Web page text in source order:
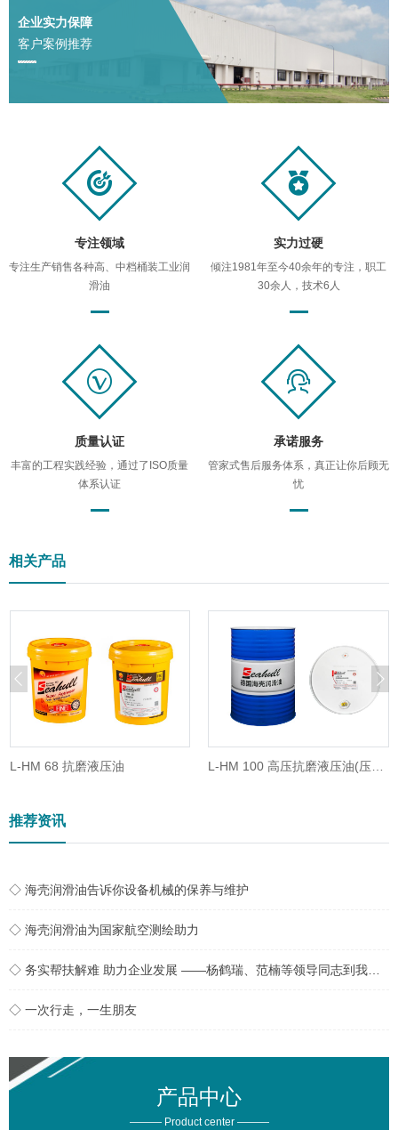
产品中心
——— Product center ———
企业实力保障
客户案例推荐
专注领域
专注生产销售各种高、中档桶装工业润
滑油
实力过硬
倾注1981年至今40余年的专注，职工
30余人，技术6人
质量认证
丰富的工程实践经验，通过了ISO质量
体系认证
承诺服务
管家式售后服务体系，真正让你后顾无
忧
相关产品
L-HM 68 抗磨液压油 L-HM 100 高压抗磨液压油(压力机专用）
推荐资讯
◇ 海壳润滑油告诉你设备机械的保养与维护
◇ 海壳润滑油为国家航空测绘助力
◇ 务实帮扶解难 助力企业发展 ——杨鹤瑞、范楠等领导同志到我公司实地开展帮扶工作
◇ 一次行走，一生朋友